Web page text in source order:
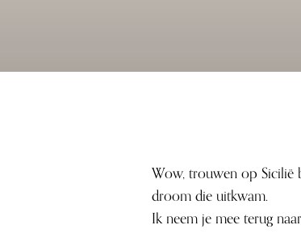
Wow, trouwen op
droom die uitkwam.
Ik neem je mee terug